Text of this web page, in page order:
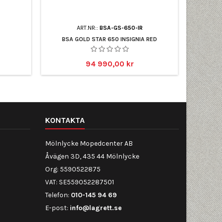
ART.NR:: BSA-GS-650-IR
BSA GOLD STAR 650 INSIGNIA RED
Pris
94 990,00 kr
KONTAKTA
Mölnlycke Mopedcenter AB
Åvägen 3D, 435 44 Mölnlycke
Org: 5590522875
VAT: SE559052287501
Telefon: 010-145 94 69
E-post: info@lagrett.se